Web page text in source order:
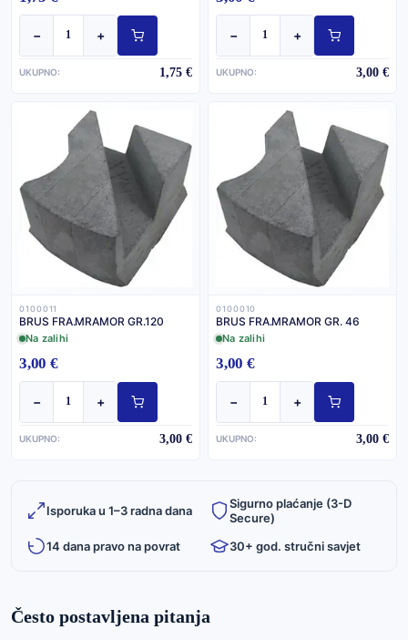
− +
UKUPNO: 1,75 €
− +
UKUPNO: 3,00 €
0100011
BRUS FRA.MRAMOR GR.120
Na zalihi
3,00 €
− +
UKUPNO: 3,00 €
0100010
BRUS FRA.MRAMOR GR. 46
Na zalihi
3,00 €
− +
UKUPNO: 3,00 €
Isporuka u 1–3 radna dana
Sigurno plaćanje (3-D
Secure)
14 dana pravo na povrat
30+ god. stručni savjet
Često postavljena pitanja